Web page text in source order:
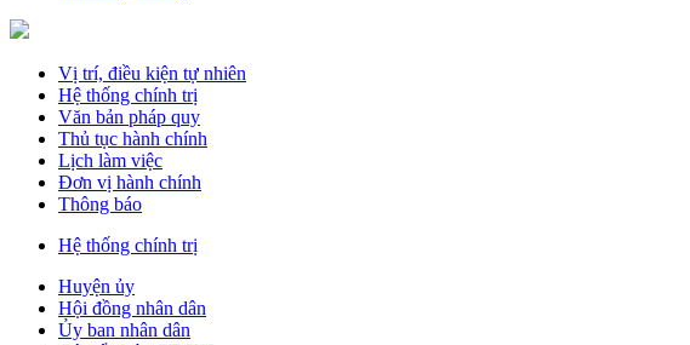
Vị trí, điều kiện tự nhiên
Hệ thống chính trị
Văn bản pháp quy
Thủ tục hành chính
Lịch làm việc
Đơn vị hành chính
Thông báo
Hệ thống chính trị
Huyện ủy
Hội đồng nhân dân
Ủy ban nhân dân